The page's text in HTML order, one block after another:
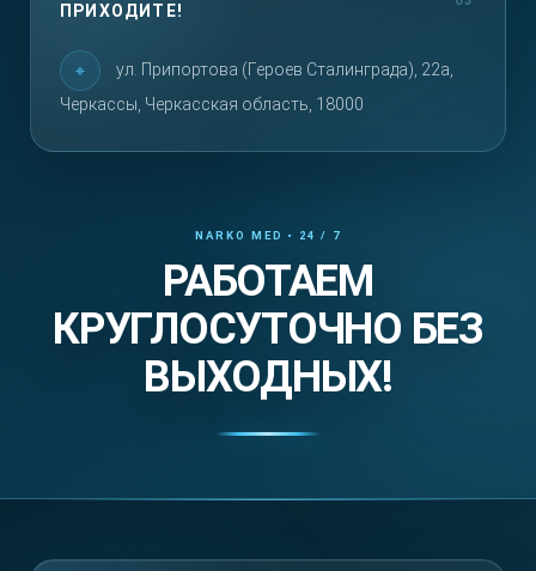
ПРИХОДИТЕ!
ул. Припортова (Героев Сталинграда), 22а,
Черкассы, Черкасская область, 18000
РАБОТАЕМ
КРУГЛОСУТОЧНО БЕЗ
ВЫХОДНЫХ!